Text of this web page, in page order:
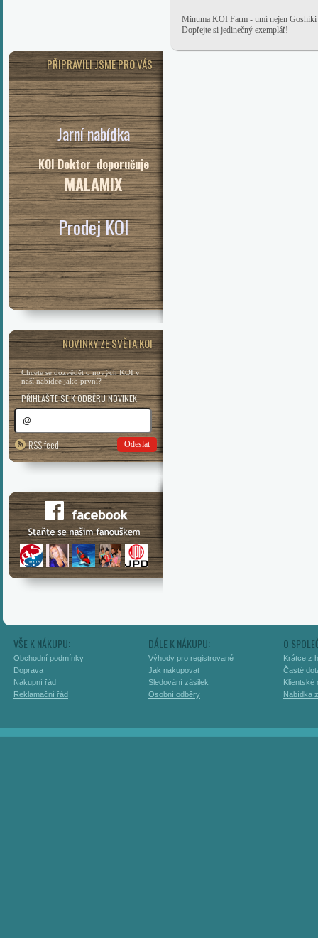
PŘIPRAVILI JSME PRO VÁS
Jarní nabídka
KOI Doktor doporučuje
MALAMIX
Prodej KOI
NOVINKY ZE SVĚTA KOI
Chcete se dozvědět o nových KOI v
naší nabídce jako první?
PŘIHLAŠTE SE K ODBĚRU NOVINEK
RSS feed Odeslat
Minuma KOI Farm - umí nejen
Dopřejte si jedinečný exemplář!
VŠE K NÁKUPU:
Obchodní podmínky
Doprava
Nákupní řád
Reklamační řád
DÁLE K NÁKUPU:
Výhody pro registrované
Jak nakupovat
Sledování zásilek
Osobní odběry
O
Krátce z
Časté
Klientské
Nabídka